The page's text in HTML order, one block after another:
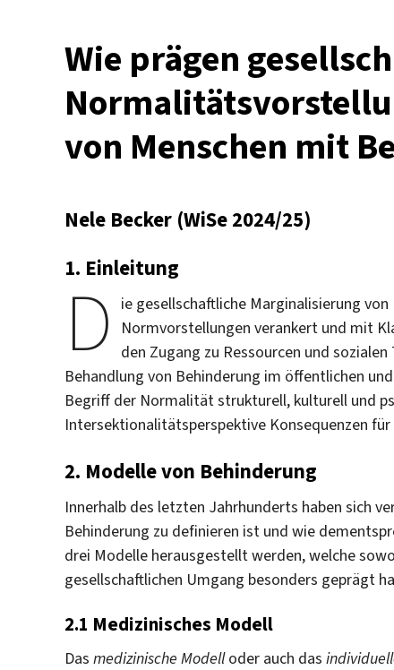
Wie prägen
von Menschen mit
Nele Becker (WiSe 2024/25)
1. Einleitung
D
ie gesellschaftliche Marginalisierung
Normvorstellungen verankert und mit
den Zugang zu Ressourcen und
Behandlung von Behinderung im öffentlichen
Begriff der Normalität strukturell, kulturell und
Intersektionalitätsperspektive Konsequenzen
2. Modelle von Behinderung
Innerhalb des letzten Jahrhunderts haben sich
Behinderung zu definieren ist und wie
drei Modelle herausgestellt werden, welche
gesellschaftlichen Umgang besonders geprägt
2.1 Medizinisches Modell
Das medizinische Modelloder auch das